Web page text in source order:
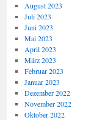
August 2023
Juli 2023
Juni 2023
Mai 2023
April 2023
März 2023
Februar 2023
Januar 2023
Dezember 2022
November 2022
Oktober 2022